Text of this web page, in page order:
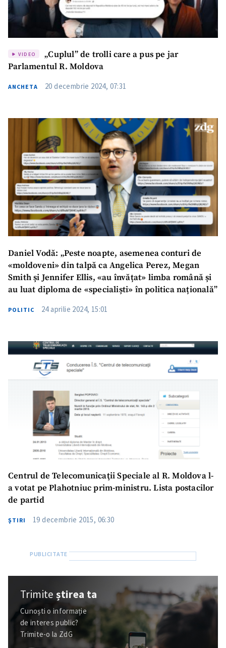
VIDEO
„Cuplul” de trolli care a pus pe jar
Parlamentul R. Moldova
ANCHETA 20 decembrie 2024, 07:31
Daniel Vodă: „Peste noapte, asemenea conturi de
«moldoveni» din talpă ca Angelica Perez, Megan
Smith și Jennifer Ellis, «au învățat» limba română și
au luat diploma de «specialiști» în politica națională”
POLITIC 24 aprilie 2024, 15:01
Centrul de Telecomunicaţii Speciale al R. Moldova l-
a votat pe Plahotniuc prim-ministru. Lista postacilor
de partid
ŞTIRI 19 decembrie 2015, 06:30
Trimiteștirea ta
Cunoști o informație
de interes public?
Trimite-o la ZdG